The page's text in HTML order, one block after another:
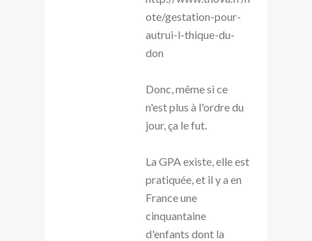
ote/gestation-pour-
autrui-l-thique-du-
don
Donc, même si ce
n'est plus à l'ordre du
jour, ça le fut.
La GPA existe, elle est
pratiquée, et il y a en
France une
cinquantaine
d'enfants dont la